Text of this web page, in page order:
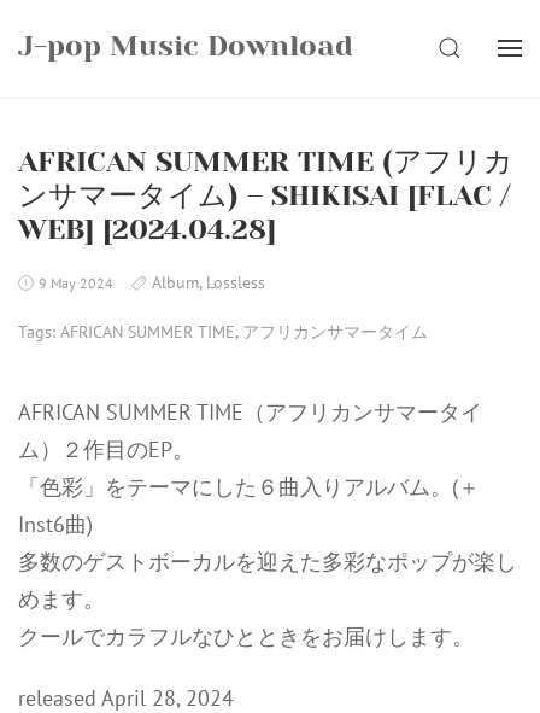
J-pop Music Download SEARCH
AFRICAN SUMMER TIME (アフリカ
ンサマータイム) – SHIKISAI [FLAC /
WEB] [2024.04.28]
9 May 2024 Album, Lossless
Tags: AFRICAN SUMMER TIME, アフリカンサマータイム
AFRICAN SUMMER TIME（アフリカンサマータイ
ム）２作目のEP。
「色彩」をテーマにした６曲入りアルバム。(＋
Inst6曲)
多数のゲストボーカルを迎えた多彩なポップが楽し
めます。
クールでカラフルなひとときをお届けします。
released April 28, 2024